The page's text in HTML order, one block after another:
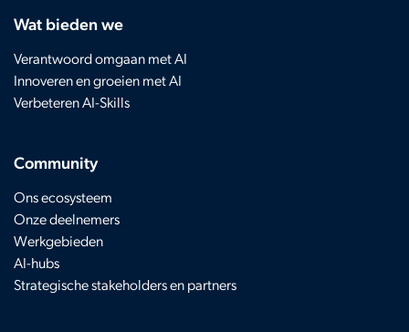
Wat bieden we
Verantwoord omgaan met AI
Innoveren en groeien met AI
Verbeteren AI-Skills
Community
Ons ecosysteem
Onze deelnemers
Werkgebieden
AI-hubs
Strategische stakeholders en partners